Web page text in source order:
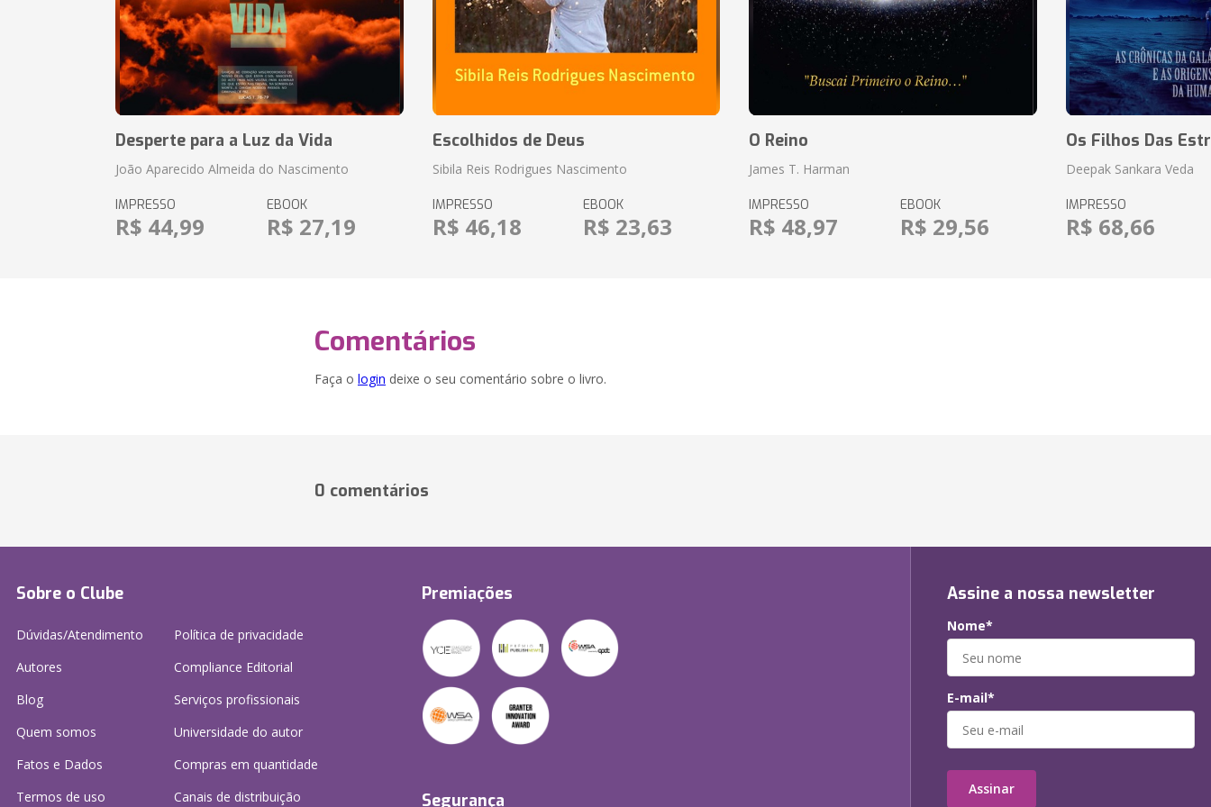
Desperte para a Luz da Vida
João Aparecido Almeida do Nascimento
IMPRESSO
R$ 44,99
EBOOK
R$ 27,19
Escolhidos de Deus
Sibila Reis Rodrigues Nascimento
IMPRESSO
R$ 46,18
EBOOK
R$ 23,63
O Reino
James T. Harman
IMPRESSO
R$ 48,97
EBOOK
R$ 29,56
Os Filhos Das
Deepak Sankara Veda
IMPRESSO
R$ 68,66
Comentários
Faça o login deixe o seu comentário sobre o livro.
0 comentários
Sobre o Clube
Dúvidas/Atendimento
Autores
Blog
Quem somos
Fatos e Dados
Termos de uso
Política de privacidade
Compliance Editorial
Serviços profissionais
Universidade do autor
Compras em quantidade
Canais de distribuição
Premiações
Segurança
Assine a nossa newsletter
Nome*
E-mail*
Assinar